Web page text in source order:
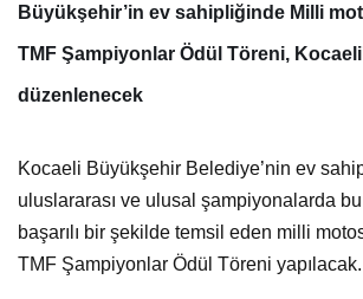
Büyükşehir’in ev sahipliğinde Milli
TMF Şampiyonlar Ödül Töreni,
düzenlenecek
Kocaeli Büyükşehir Belediye’nin ev
uluslararası ve ulusal şampiyonalarda
başarılı bir şekilde temsil eden milli
TMF Şampiyonlar Ödül Töreni yapılacak.